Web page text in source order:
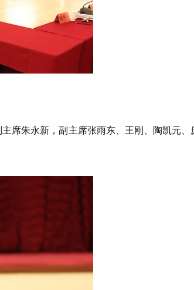
朱永新，副主席张雨东、王刚、陶凯元、